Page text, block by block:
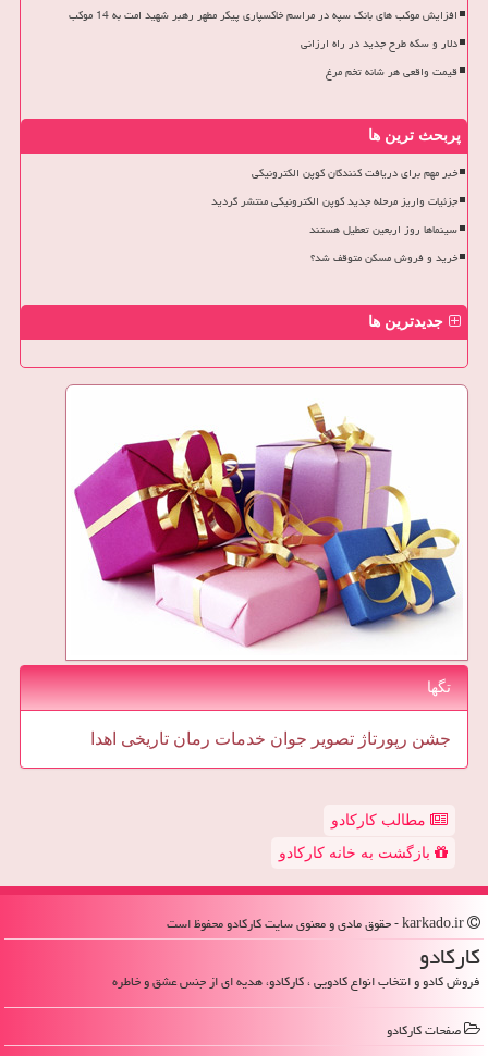
افزایش موکب های بانک سپه در مراسم خاکسپاری پیکر مطهر رهبر شهید امت به 14 موکب
دلار و سکه طرح جدید در راه ارزانی
قیمت واقعی هر شانه تخم مرغ
پربحث ترین ها
خبر مهم برای دریافت کنندگان کوپن الکترونیکی
جزئیات واریز مرحله جدید کوپن الکترونیکی منتشر گردید
سینماها روز اربعین تعطیل هستند
خرید و فروش مسکن متوقف شد؟
جدیدترین ها
تگها
جشن رپورتاژ تصویر جوان خدمات رمان تاریخی اهدا
مطالب کارکادو
بازگشت به خانه کارکادو
كاركادو
فروش کادو و انتخاب انواع کادویی ، کارکادو، هدیه ای از جنس عشق و خاطره
صفحات كاركادو